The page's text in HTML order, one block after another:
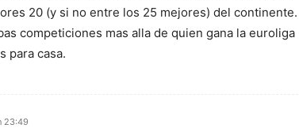
20 (y si no entre los 25 mejores) del continente.
competiciones mas alla de quien gana la euroliga
para casa.
23:49